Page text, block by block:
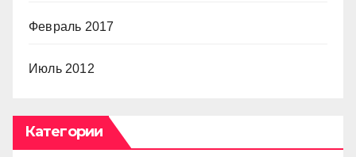
Февраль 2017
Июль 2012
Категории